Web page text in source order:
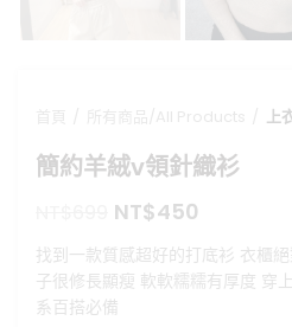
上
簡約羊絨v領針織衫
原
價
格：
NT$699。
NT$450
價
格：
找到一款質感超好的打底衫 衣櫃
子很修長顯瘦 軟軟糯糯有厚度 穿
系百搭必備